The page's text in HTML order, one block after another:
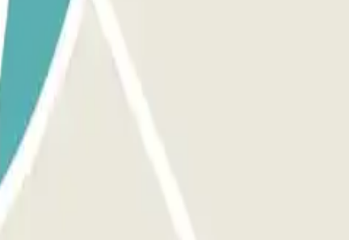
lettore di targa riconoscerà il tuo veicolo. Parcheggia in
si trova nella prenotazione nel lettore se non chiami il citofono
riconoscerà il tuo veicolo.
Prova a utilizzare il QR che si trova nella prenotazione nel